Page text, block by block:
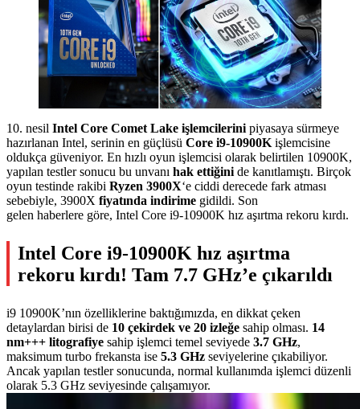
10. nesil Intel Core Comet Lake işlemcilerini piyasaya sürmeye
hazırlanan Intel, serinin en güçlüsü Core i9-10900K işlemcisine
oldukça güveniyor. En hızlı oyun işlemcisi olarak belirtilen 10900K,
yapılan testler sonucu bu unvanı hak ettiğini de kanıtlamıştı. Birçok
oyun testinde rakibi Ryzen 3900X‘e ciddi derecede fark atması
sebebiyle, 3900X fiyatında indirime gidildi. Son
gelen haberlere göre, Intel Core i9-10900K hız aşırtma rekoru kırdı.
Intel Core i9-10900K hız aşırtma
rekoru kırdı! Tam 7.7 GHz’e çıkarıldı
i9 10900K’nın özelliklerine baktığımızda, en dikkat çeken
detaylardan birisi de 10 çekirdek ve 20 izleğe sahip olması. 14
nm+++ litografiye sahip işlemci temel seviyede 3.7 GHz,
maksimum turbo frekansta ise 5.3 GHz seviyelerine çıkabiliyor.
Ancak yapılan testler sonucunda, normal kullanımda işlemci düzenli
olarak 5.3 GHz seviyesinde çalışamıyor.